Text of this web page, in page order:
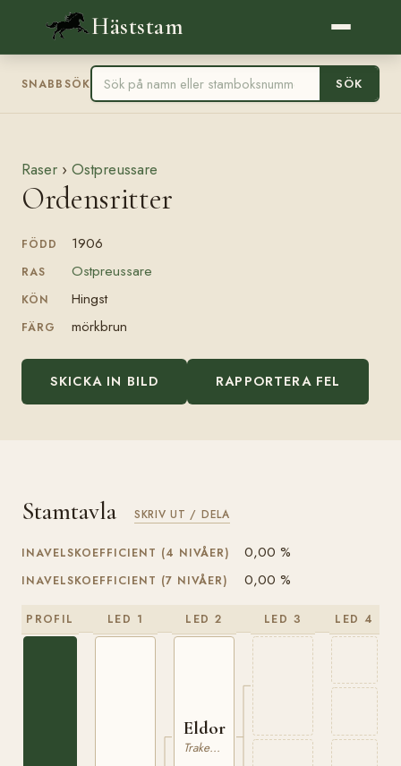
Häststam
SNABBSÖK SÖK
Raser › Ostpreussare
Ordensritter
FÖDD 1906
RAS Ostpreussare
KÖN Hingst
FÄRG mörkbrun
SKICKA IN BILD RAPPORTERA FEL
Stamtavla SKRIV UT / DELA
INAVELSKOEFFICIENT (4 NIVÅER) 0,00 %
INAVELSKOEFFICIENT (7 NIVÅER) 0,00 %
PROFIL LED 1 LED 2
Eldorado
Trakehner
LED 3 LED 4